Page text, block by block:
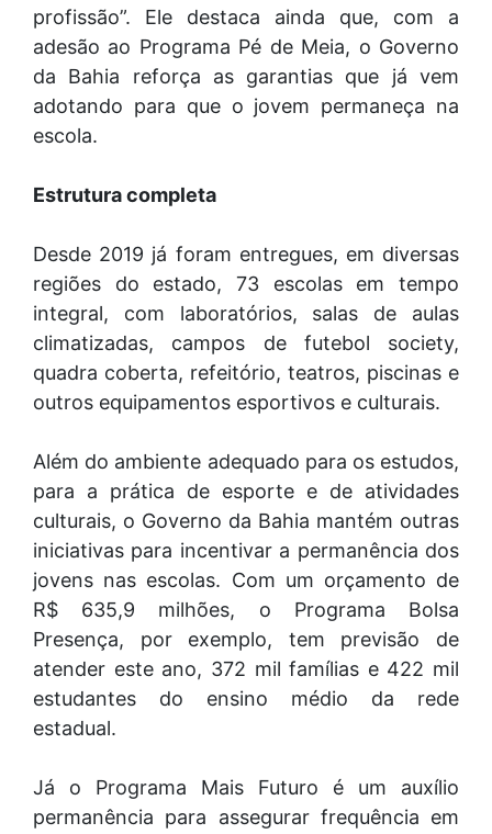
profissão”. Ele destaca ainda que, com a
adesão ao Programa Pé de Meia, o Governo
da Bahia reforça as garantias que já vem
adotando para que o jovem permaneça na
escola.
Estrutura completa
Desde 2019 já foram entregues, em diversas
regiões do estado, 73 escolas em tempo
integral, com laboratórios, salas de aulas
climatizadas, campos de futebol society,
quadra coberta, refeitório, teatros, piscinas e
outros equipamentos esportivos e culturais.
Além do ambiente adequado para os estudos,
para a prática de esporte e de atividades
culturais, o Governo da Bahia mantém outras
iniciativas para incentivar a permanência dos
jovens nas escolas. Com um orçamento de
R$ 635,9 milhões, o Programa Bolsa
Presença, por exemplo, tem previsão de
atender este ano, 372 mil famílias e 422 mil
estudantes do ensino médio da rede
estadual.
Já o Programa Mais Futuro é um auxílio
permanência para assegurar frequência em